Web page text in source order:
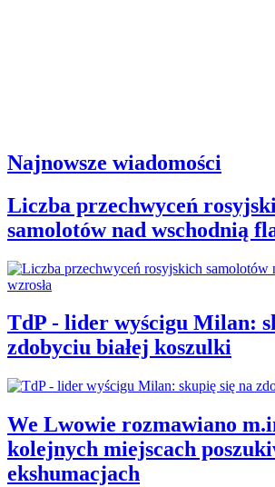
Najnowsze wiadomości
Liczba przechwyceń
samolotów nad wschodnią
TdP - lider wyścigu Milan:
zdobyciu białej koszulki
We Lwowie rozmawiano
kolejnych miejscach
ekshumacjach